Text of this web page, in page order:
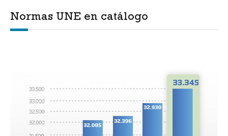
Normas UNE en catálogo